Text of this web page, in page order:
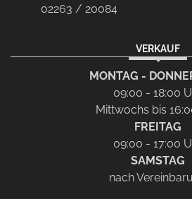
02263 / 20084
VERKAUF
MONTAG -
09:00 - 18:00
Mittwochs bis
FREITAG
09:00 - 17:00
SAMSTAG
nach